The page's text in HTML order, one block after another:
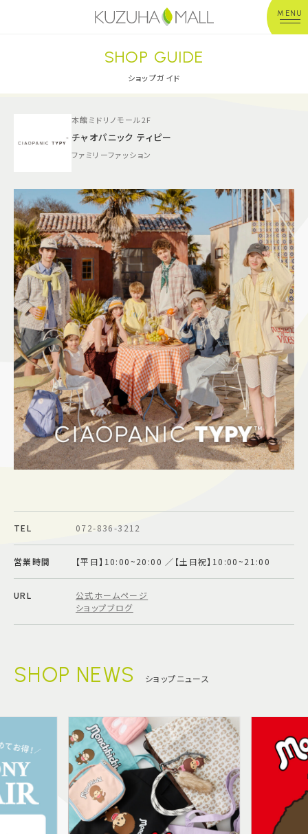
MENU
年中無休平 日：10:00~20:00
※店舗により異なる
ショップガイド
グルメ＆フード
ショップニュース
イベント
キッズ＆ベビー
施設案内
アクセス＆駐車場
よくあるご質問
スタッフ募集
サイトマップ
プライバシーポリシー
SHOP GUIDE
ショップガイド
本館ミドリノモール2F
チャオパニック ティピー
ファミリーファッション
TEL 072-836-3212
営業時間 【平日】10:00~20:00 ／【土日祝】10:00~21:00
URL
公式ホームページ
ショップブログ
SHOP NEWS ショップニュース